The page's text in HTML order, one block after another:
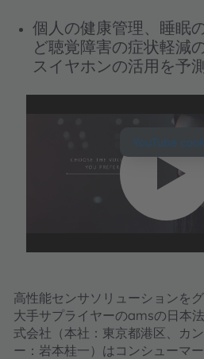
個人の健康管理、睡眠
ど聴覚障害の症状軽減
スイヤホンの活用を予
YouTube
ビスを読み込
は、お客様の
必要です！
当社はサードパーティの
動画コンテンツを埋め込
細を確認し、この動画再
に同意してくださ
高性能センサソリューションを
大手サプライヤーのamsの日本
式会社（本社：東京都港区、カ
ー：岩本桂一）はコンシューマ